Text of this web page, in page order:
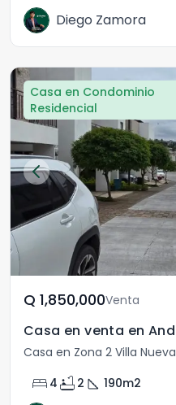
Diego Zamora
Casa en Condominio
Residencial
Q	1,850,000Venta
Casa en Zona 2 Villa Nueva
bed 4 bathtub 2 square_foot 190m2